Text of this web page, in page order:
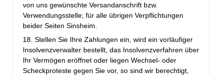
von uns gewünschte Versandanschrift bzw.
Verwendungsstelle; für alle übrigen Verpflichtungen
beider Seiten Sinsheim.
18. Stellen Sie Ihre Zahlungen ein, wird ein vorläufiger
Insolvenzverwalter bestellt, das Insolvenzverfahren über
Ihr Vermögen eröffnet oder liegen Wechsel- oder
Scheckproteste gegen Sie vor, so sind wir berechtigt,